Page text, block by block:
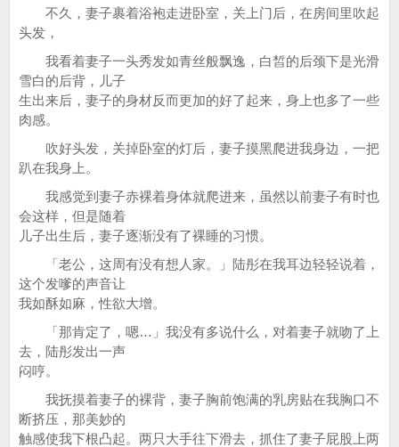
不久，妻子裹着浴袍走进卧室，关上门后，在房间里吹起
头发，
我看着妻子一头秀发如青丝般飘逸，白皙的后颈下是光滑
雪白的后背，儿子
生出来后，妻子的身材反而更加的好了起来，身上也多了一些
肉感。
吹好头发，关掉卧室的灯后，妻子摸黑爬进我身边，一把
趴在我身上。
我感觉到妻子赤裸着身体就爬进来，虽然以前妻子有时也
会这样，但是随着
儿子出生后，妻子逐渐没有了裸睡的习惯。
「老公，这周有没有想人家。」陆彤在我耳边轻轻说着，
这个发嗲的声音让
我如酥如麻，性欲大增。
「那肯定了，嗯…」我没有多说什么，对着妻子就吻了上
去，陆彤发出一声
闷哼。
我抚摸着妻子的裸背，妻子胸前饱满的乳房贴在我胸口不
断挤压，那美妙的
触感使我下根凸起。两只大手往下滑去，抓住了妻子屁股上两